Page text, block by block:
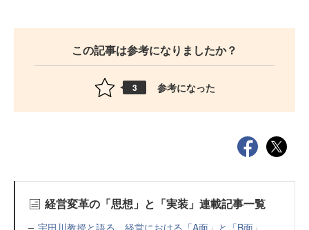
この記事は参考になりましたか？
3 参考になった
経営変革の「思想」と「実装」連載記事一覧